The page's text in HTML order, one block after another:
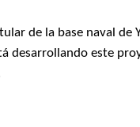
de la base naval de
desarrollando este